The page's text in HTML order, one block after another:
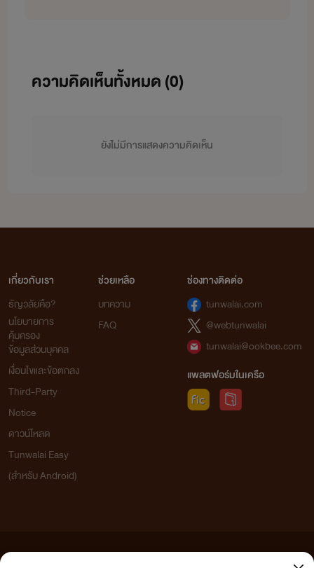
ความคิดเห็นทั้งหมด (0)
ยังไม่มีการแสดงความคิดเห็น
เกี่ยวกับเรา
ธัญวลัยคือ?
นโยบายการ
คุ้มครอง
ข้อมูลส่วนบุคคล
เงื่อนไขและข้อตกลง
Third-Party
Notice
ดาวน์โหลด
Tunwalai Easy
(สำหรับ Android)
ช่วยเหลือ
บทความ
FAQ
ช่องทางติดต่อ
tunwalai.com
@webtunwalai
tunwalai@ookbee.com
แพลตฟอร์มในเครือ